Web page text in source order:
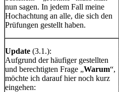
nun sagen. In jedem Fall meine
Hochachtung an alle, die sich den
Prüfungen gestellt haben.
Update (3.1.):
Aufgrund der häufiger gestellten
und berechtigten Frage „Warum“,
möchte ich darauf hier noch kurz
eingehen: